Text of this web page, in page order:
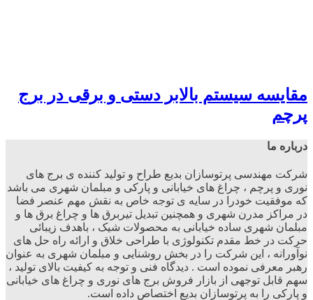
مقایسه سیستم بالابر دستی و برقی در برج
پرچم
درباره ما
شرکت مهندسی پرتوسازان بدیع طراح و تولید کننده ی برج های
نوری و پرچم ، چراغ های خیابانی و پارکی و مبلمان شهری می باشد
که موفقیت خودرا در سایه ی توجه خاص به نقش مهم عنصر فضا
در مراکز مدرن شهری و همچنین تبدیل تیربرق ها و چراغ برق ها و
مبلمان شهری ساده خیابانی به محصولات شیک ، باهدف زیبائی
حرکت در خط مقدم تکنولوژی با طراحی خلاق و ارائه راه حل های
نوآورانه ، این شرکت را در بخش روشنایی و مبلمان شهری به عنوان
رهبر معرفی نموده است . دیدگاه فنی و توجه به کیفیت بالای تولید ،
سهم قابل توجهی از بازار فروش برج های نوری و چراغ های خیابانی
و پارکی را به پرتوسازان بدیع اختصاص داده است.